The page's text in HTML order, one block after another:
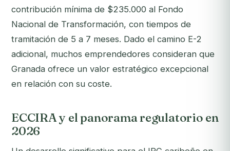
contribución mínima de $235.000 al Fondo
Nacional de Transformación, con tiempos de
tramitación de 5 a 7 meses. Dado el camino E-2
adicional, muchos emprendedores consideran que
Granada ofrece un valor estratégico excepcional
en relación con su coste.
ECCIRA y el panorama regulatorio en
2026